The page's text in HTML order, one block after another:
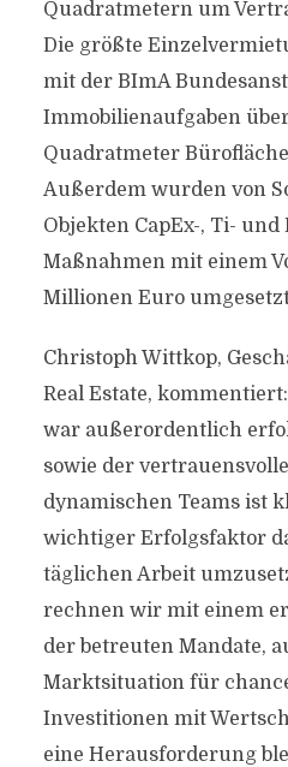
Quadratmetern um
Die größte
mit der BImA
Immobilienaufgaben
Quadratmeter
Außerdem wurden von
Objekten CapEx-, Ti-
Maßnahmen mit einem
Millionen Euro
Christoph Wittkop,
Real Estate,
war außerordentlich
sowie der
dynamischen Teams ist
wichtiger Erfolgsfaktor
täglichen Arbeit
rechnen wir mit einem
der betreuten Mandate,
Marktsituation für
Investitionen mit
eine Herausforderung